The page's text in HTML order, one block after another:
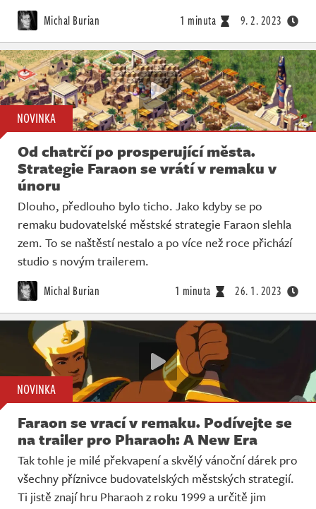
Michal Burian 1 minuta 9. 2. 2023
NOVINKA
Od chatrčí po prosperující města.
Strategie Faraon se vrátí v remaku v
únoru
Dlouho, předlouho bylo ticho. Jako kdyby se po
remaku budovatelské městské strategie Faraon slehla
zem. To se naštěstí nestalo a po více než roce přichází
studio s novým trailerem.
Michal Burian 1 minuta 26. 1. 2023
NOVINKA
Faraon se vrací v remaku. Podívejte se
na trailer pro Pharaoh: A New Era
Tak tohle je milé překvapení a skvělý vánoční dárek pro
všechny příznivce budovatelských městských strategií.
Ti jistě znají hru Pharaoh z roku 1999 a určitě jim